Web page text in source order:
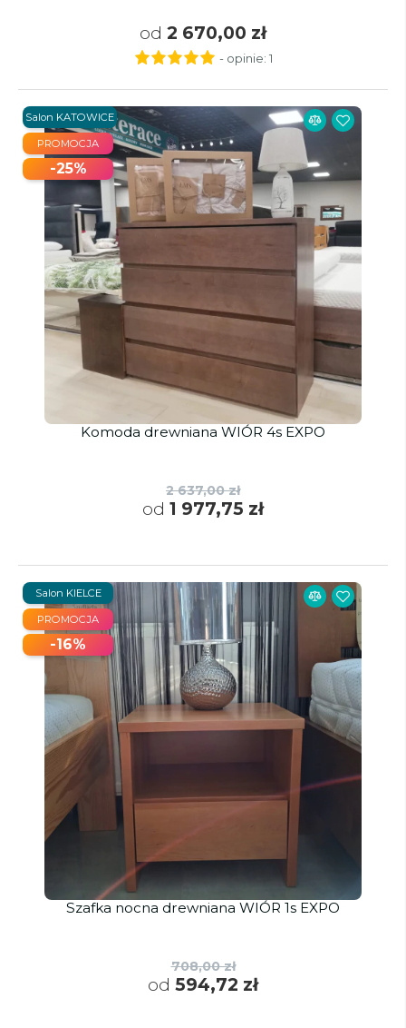
od 2 670,00 zł
- opinie: 1
Komoda drewniana WIÓR 4s EXPO
2 637,00 zł
od 1 977,75 zł
PROMOCJA
-25%
Salon KATOWICE
Szafka nocna drewniana WIÓR 1s EXPO
708,00 zł
od 594,72 zł
PROMOCJA
-16%
Salon KIELCE